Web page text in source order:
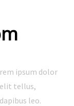
ipsum dolor
tellus,
leo.